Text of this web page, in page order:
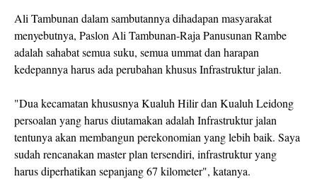
Ali Tambunan dalam sambutannya dihadapan masyarakat
menyebutnya, Paslon Ali Tambunan-Raja Panusunan Rambe
adalah sahabat semua suku, semua ummat dan harapan
kedepannya harus ada perubahan khusus Infrastruktur jalan.
"Dua kecamatan khususnya Kualuh Hilir dan Kualuh Leidong
persoalan yang harus diutamakan adalah Infrastruktur jalan
tentunya akan membangun perekonomian yang lebih baik. Saya
sudah rencanakan master plan tersendiri, infrastruktur yang
harus diperhatikan sepanjang 67 kilometer", katanya.